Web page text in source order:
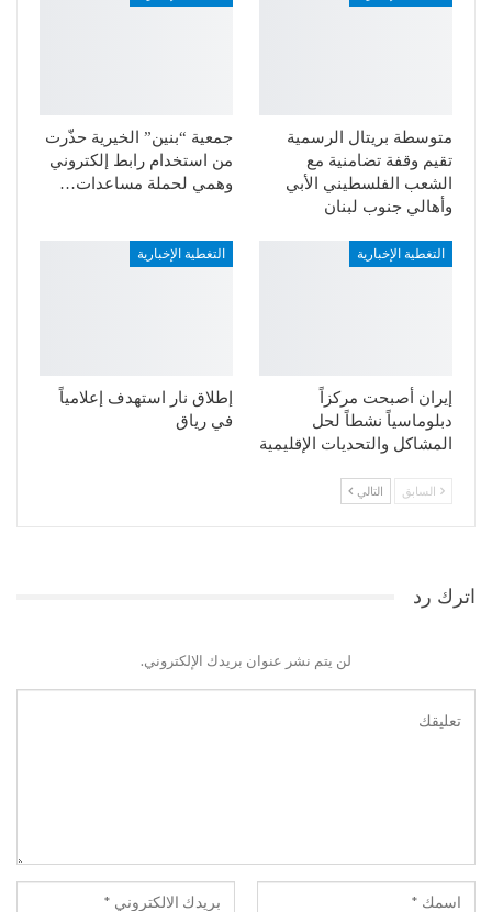
متوسطة بريتال الرسمية
تقيم وقفة تضامنية مع
الشعب الفلسطيني الأبي
وأهالي جنوب لبنان
جمعية “بنين” الخيرية حذّرت
من استخدام رابط إلكتروني
وهمي لحملة مساعدات…
التغطية الإخبارية
إيران أصبحت مركزاً
دبلوماسياً نشطاً لحل
المشاكل والتحديات الإقليمية
التغطية الإخبارية
إطلاق نار استهدف إعلامياً
في رياق
السابق التالي
اترك رد
لن يتم نشر عنوان بريدك الإلكتروني.